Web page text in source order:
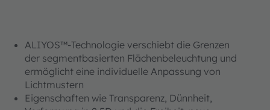
ALIYOS™-Technologie verschiebt die Grenzen
der segmentbasierten Flächenbeleuchtung und
ermöglicht eine individuelle Anpassung von
Lichtmustern
Eigenschaften wie Transparenz, Dünnheit,